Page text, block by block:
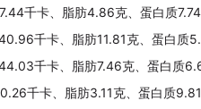
千卡、脂肪4.86克、蛋白质
千卡、脂肪11.81克、蛋白质
千卡、脂肪7.46克、蛋白质
千卡、脂肪3.11克、蛋白质